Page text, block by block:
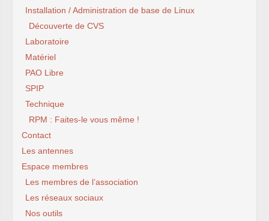
Installation / Administration de base de Linux
Découverte de CVS
Laboratoire
Matériel
PAO Libre
SPIP
Technique
RPM : Faites-le vous même !
Contact
Les antennes
Espace membres
Les membres de l’association
Les réseaux sociaux
Nos outils